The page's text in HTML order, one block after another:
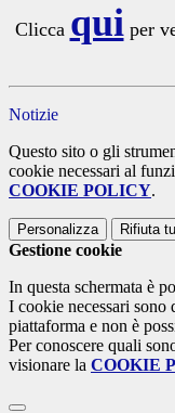
Clicca quiper
Notizie
Questo sito o gli
cookie necessari al
COOKIE POLICY.
Personalizza Rifiuta
Gestione cookie
In questa schermata è
I cookie necessari
piattaforma e non è
Per conoscere quali
visionare la COOKIE